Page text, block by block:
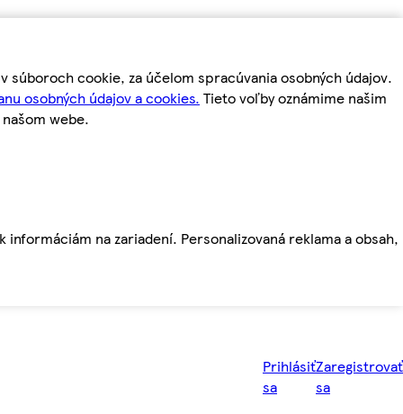
cookie, za účelom spracúvania osobných údajov.
osobných údajov a cookies. Tieto voľby oznámime našim
webe.
na zariadení. Personalizovaná reklama a obsah,
Prihlásiť
sa
Zaregistrovať
sa